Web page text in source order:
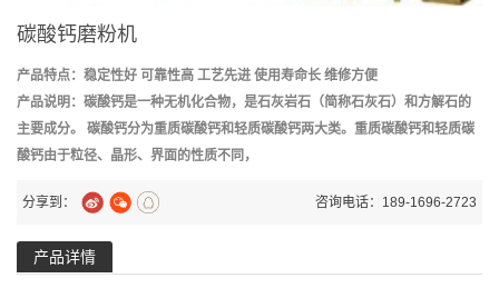
碳酸钙磨粉机
产品特点：稳定性好 可靠性高 工艺先进 使用寿命长 维修方便
产品说明：碳酸钙是一种无机化合物，是石灰岩石（简称石灰石）和方解石的
主要成分。 碳酸钙分为重质碳酸钙和轻质碳酸钙两大类。重质碳酸钙和轻质碳
酸钙由于粒径、晶形、界面的性质不同，
分享到： 咨询电话：189-1696-2723
产品详情